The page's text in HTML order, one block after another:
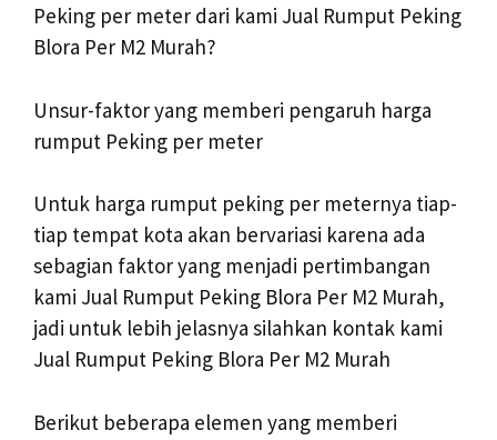
Peking per meter dari kami Jual Rumput Peking
Blora Per M2 Murah?
Unsur-faktor yang memberi pengaruh harga
rumput Peking per meter
Untuk harga rumput peking per meternya tiap-
tiap tempat kota akan bervariasi karena ada
sebagian faktor yang menjadi pertimbangan
kami Jual Rumput Peking Blora Per M2 Murah,
jadi untuk lebih jelasnya silahkan kontak kami
Jual Rumput Peking Blora Per M2 Murah
Berikut beberapa elemen yang memberi